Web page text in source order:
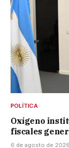
POLÍTICA
Oxígeno
fiscales
6 de agosto de 2026